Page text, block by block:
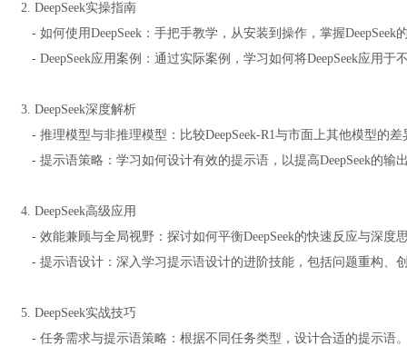
2. DeepSeek实操指南
- 如何使用DeepSeek：手把手教学，从安装到操作，掌握DeepSeek
- DeepSeek应用案例：通过实际案例，学习如何将DeepSeek应用于
3. DeepSeek深度解析
- 推理模型与非推理模型：比较DeepSeek-R1与市面上其他模型的差
- 提示语策略：学习如何设计有效的提示语，以提高DeepSeek的输
4. DeepSeek高级应用
- 效能兼顾与全局视野：探讨如何平衡DeepSeek的快速反应与深度
- 提示语设计：深入学习提示语设计的进阶技能，包括问题重构、
5. DeepSeek实战技巧
- 任务需求与提示语策略：根据不同任务类型，设计合适的提示语